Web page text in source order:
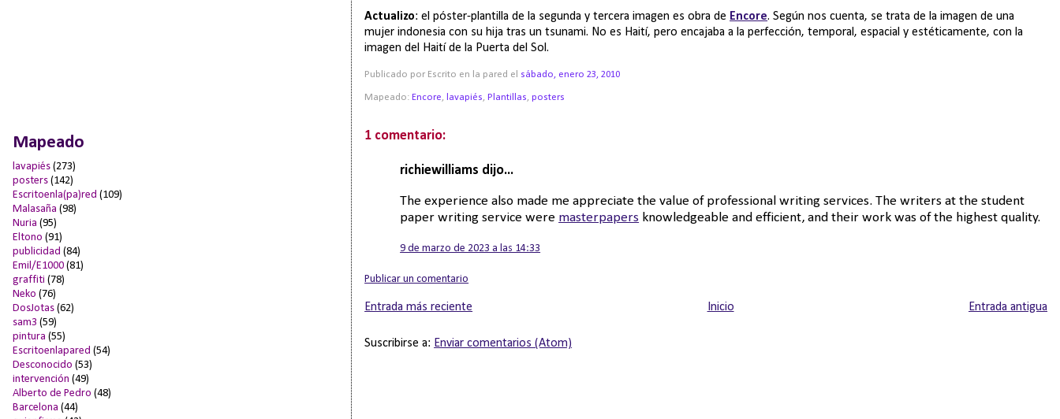
Actualizo: el póster-plantilla de la segunda y tercera imagen es obra de Encore. Según nos cuenta, se trata de la imagen de una
mujer indonesia con su hija tras un tsunami. No es Haití, pero encajaba a la perfección, temporal, espacial y estéticamente, con la
imagen del Haití de la Puerta del Sol.
Publicado por Escrito en la pared el sábado, enero 23, 2010
Mapeado:Encore, lavapiés,Plantillas,posters
1 comentario:
richiewilliams dijo...
The experience also made me appreciate the value of professional writing services. The writers at the student
paper writing service were masterpapers knowledgeable and efficient, and their work was of the highest quality.
9 de marzo de 2023 a las 14:33
Publicar un comentario
Entrada más reciente Entrada antigua
Inicio
Suscribirse a: Enviar comentarios (Atom)
Mapeado
lavapiés (273)
posters (142)
Escritoenla(pa)red (109)
Malasaña (98)
Nuria (95)
Eltono (91)
publicidad (84)
Emil/E1000 (81)
graffiti (78)
Neko (76)
DosJotas (62)
sam3 (59)
pintura (55)
Escritoenlapared (54)
Desconocido (53)
intervención (49)
Alberto de Pedro (48)
Barcelona (44)